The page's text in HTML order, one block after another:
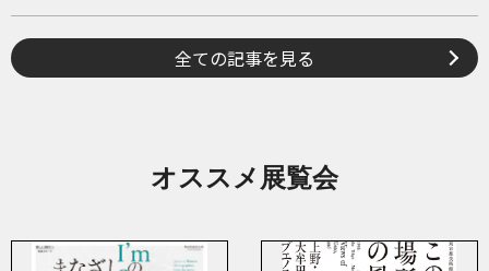
全ての記事を見る
オススメ展覧会